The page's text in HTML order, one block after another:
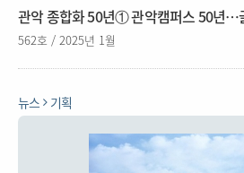
관악 종합화 50년① 관악캠퍼스 50년…
562호 / 2025년 1월
뉴스 기획